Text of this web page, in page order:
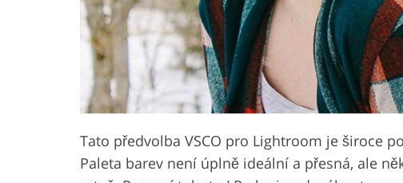
Tato předvolba VSCO pro Lightroom je široce
Paleta barev není úplně ideální a přesná, ale